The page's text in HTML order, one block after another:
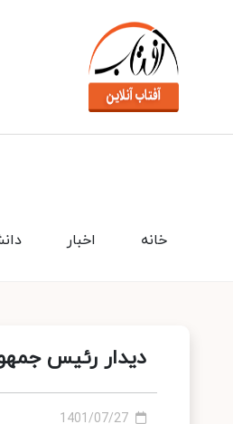
اخبار خانه
دیدار رئیس‌
1401/07/27